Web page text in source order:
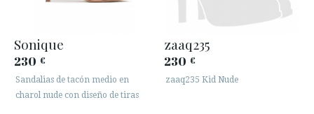
Sonique
230 €
Sandalias de tacón medio en
charol nude con diseño de tiras
zaaq235
230 €
zaaq235 Kid Nude